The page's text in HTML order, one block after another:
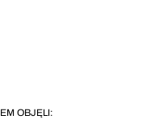
OBJĘLI: